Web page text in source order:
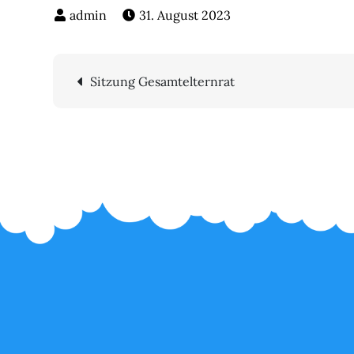
31. August 2023
Beitragsnavigation
Sitzung Gesamtelternrat